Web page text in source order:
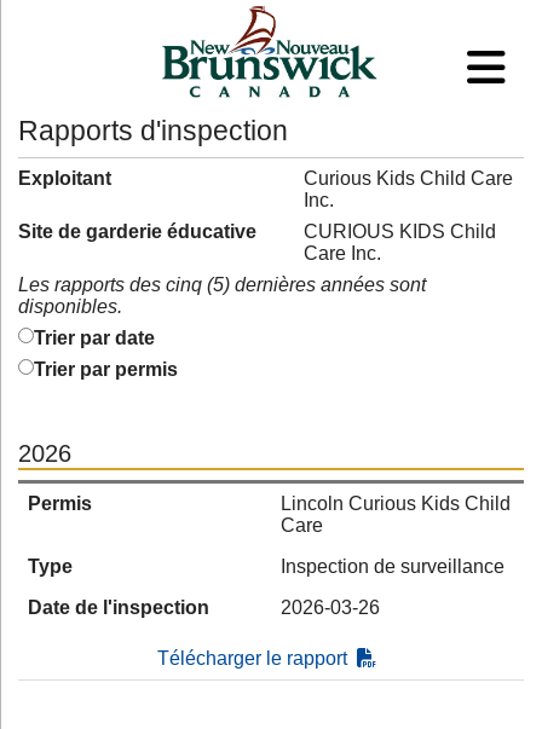
Rapports d'inspection
Exploitant
Curious Kids Child Care
Inc.
Site de garderie éducative
CURIOUS KIDS Child
Care Inc.
Les rapports des cinq (5) dernières années sont
disponibles.
Trier par date
Trier par permis
2026
Permis
Lincoln Curious Kids Child
Care
Type
Inspection de surveillance
Date de l'inspection
2026-03-26
Télécharger le rapport